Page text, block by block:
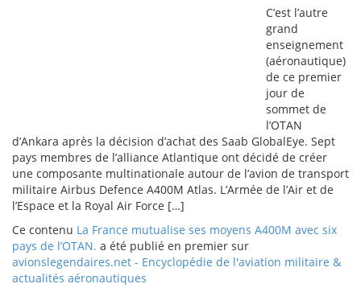
C’est l’autre
grand
enseignement
(aéronautique)
de ce premier
jour de
sommet de
l’OTAN
d’Ankara après la décision d’achat des Saab GlobalEye. Sept
pays membres de l’alliance Atlantique ont décidé de créer
une composante multinationale autour de l’avion de transport
militaire Airbus Defence A400M Atlas. L’Armée de l’Air et de
l’Espace et la Royal Air Force […]
Ce contenu La France mutualise ses moyens A400M avec six
pays de l’OTAN. a été publié en premier sur
avionslegendaires.net - Encyclopédie de l'aviation militaire &
actualités aéronautiques